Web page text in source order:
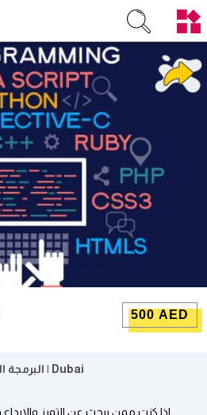
500 AED
البرمجة الذكية لخدمات الويب - رام الله | Dubai